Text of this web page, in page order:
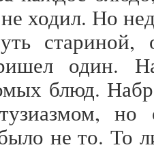
ходил. Но
стариной,
один.
блюд.
но
не то. То